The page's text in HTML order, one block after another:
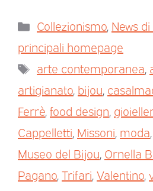
Collezionismo, News
principali homepage
arte contemporanea,
artigianato, bijou,
Ferrè,food design,
Cappelletti, Missoni, moda,
Museo del Bijou, Ornella
Pagano,Trifari,Valentino,